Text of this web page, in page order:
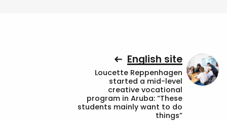
English site
Loucette Reppenhagen
started a mid-level
creative vocational
program in Aruba: “These
students mainly want to do
things”